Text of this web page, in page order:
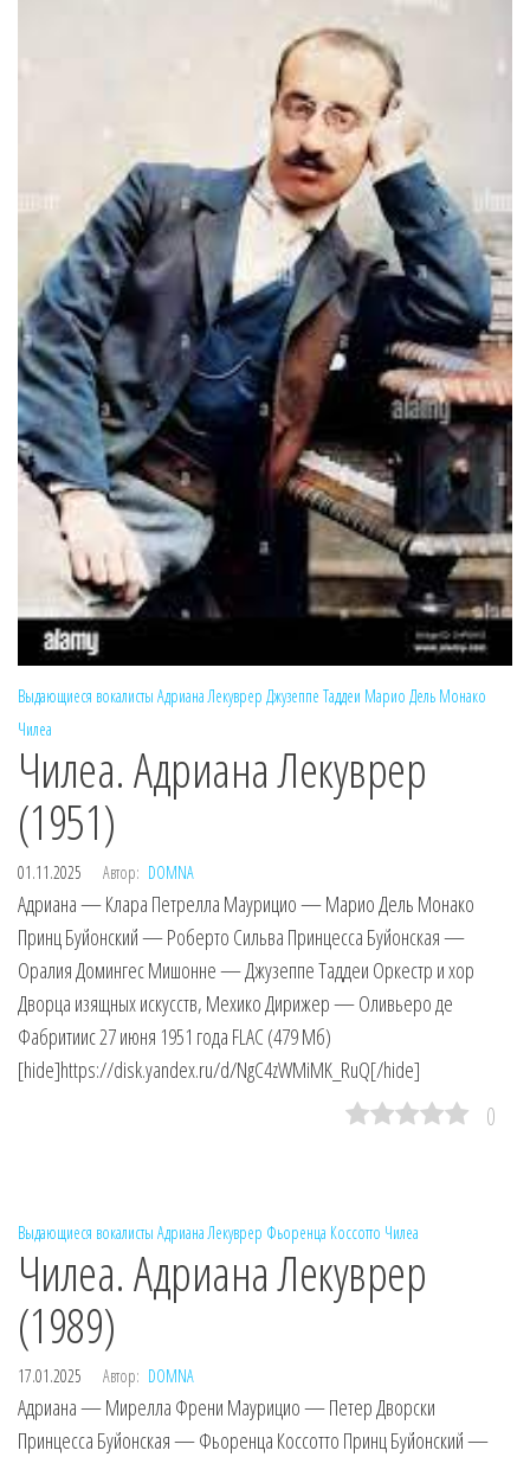
Выдающиеся вокалисты Адриана Лекуврер Джузеппе Таддеи Марио Дель Монако
Чилеа
Чилеа. Адриана Лекуврер
(1951)
01.11.2025 Автор: DOMNA
Адриана — Клара Петрелла Маурицио — Марио Дель Монако
Принц Буйонский — Роберто Сильва Принцесса Буйонская —
Оралия Домингес Мишонне — Джузеппе Таддеи Оркестр и хор
Дворца изящных искусств, Мехико Дирижер — Оливьеро де
Фабритиис 27 июня 1951 года FLAC (479 Мб)
[hide]https://disk.yandex.ru/d/NgC4zWMiMK_RuQ[/hide]
0
Выдающиеся вокалисты Адриана Лекуврер Фьоренца Коссотто Чилеа
Чилеа. Адриана Лекуврер
(1989)
17.01.2025 Автор: DOMNA
Адриана — Мирелла Френи Маурицио — Петер Дворски
Принцесса Буйонская — Фьоренца Коссотто Принц Буйонский —